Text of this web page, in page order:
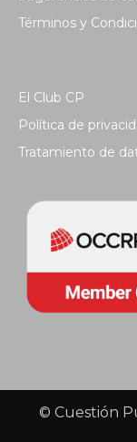
Términos y
El Club CP
Política de
Tratamiento de
© Cuestión